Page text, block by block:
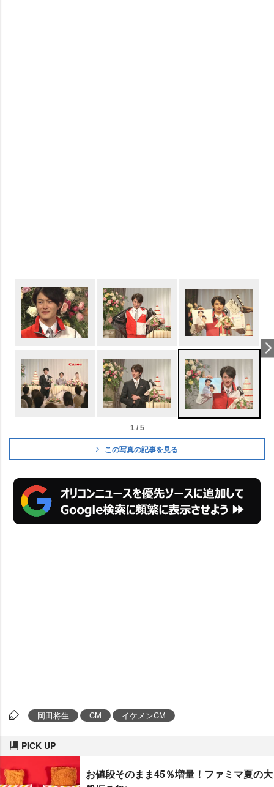
1 / 5
この写真の記事を見る
岡田将生 CM イケメンCM
PICK UP
お値段そのまま45％増量！ファミマ夏の大